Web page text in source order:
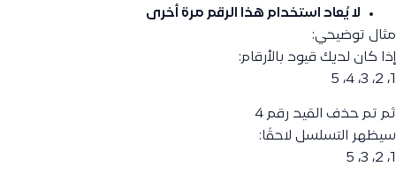
لا يُعاد استخدام هذا الرقم مرة أخرى
مثال توضيحي:
إذا كان لديك قيود بالأرقام:
1، 2، 3، 4، 5
ثم تم حذف القيد رقم 4
سيظهر التسلسل لاحقًا:
1، 2، 3، 5